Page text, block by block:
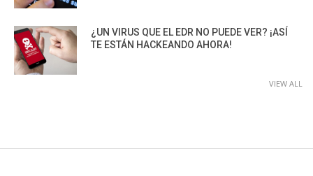
¿UN VIRUS QUE EL EDR NO PUEDE VER? ¡ASÍ
TE ESTÁN HACKEANDO AHORA!
VIEW ALL